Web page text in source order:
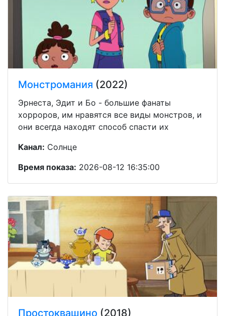
Монстромания (2022)
Эрнеста, Эдит и Бо - большие фанаты
хорроров, им нравятся все виды монстров, и
они всегда находят способ спасти их
Канал: Солнце
Время показа: 2026-08-12 16:35:00
Простоквашино (2018)